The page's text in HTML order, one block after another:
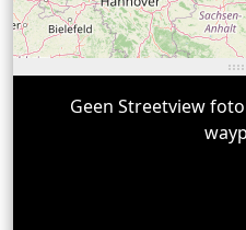
Geen Streetview